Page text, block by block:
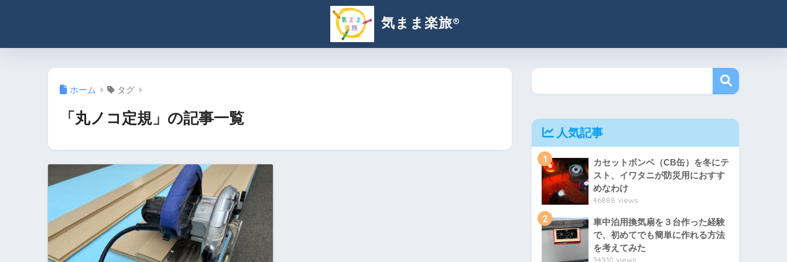
気まま楽旅®︎
ホーム タグ
「丸ノコ定規」の記事一覧
人気記事
1
カセットボンベ（CB缶）を冬にテ
スト、イワタニが防災用におすす
めなわけ
46888 views
2
車中泊用換気扇を３台作った経験
で、初めてでも簡単に作れる方法
を考えてみた
34910 views